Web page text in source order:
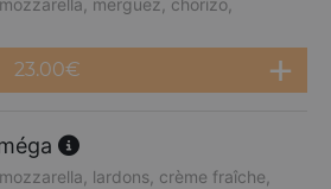
merguez, chorizo,
23.00€
lardons, crème fraîche,